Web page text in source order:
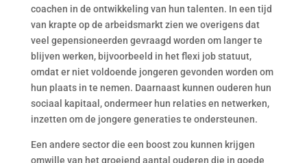
coachen in de ontwikkeling van hun talenten. In een tijd
van krapte op de arbeidsmarkt zien we overigens dat
veel gepensioneerden gevraagd worden om langer te
blijven werken, bijvoorbeeld in het flexi job statuut,
omdat er niet voldoende jongeren gevonden worden om
hun plaats in te nemen. Daarnaast kunnen ouderen hun
sociaal kapitaal, ondermeer hun relaties en netwerken,
inzetten om de jongere generaties te ondersteunen.
Een andere sector die een boost zou kunnen krijgen
omwille van het groeiend aantal ouderen die in goede